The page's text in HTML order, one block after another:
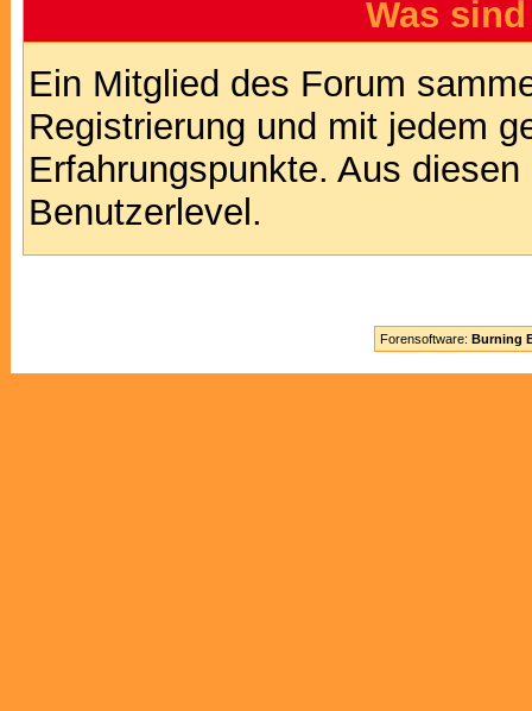
Was
Ein Mitglied des Forum
Registrierung und mit jedem
Erfahrungspunkte. Aus
Benutzerlevel.
Forensoftware: Burning